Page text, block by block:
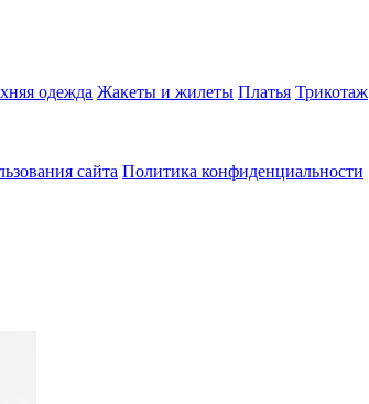
одежда Жакеты и жилеты Платья Трикотаж
сайта Политика конфиденциальности